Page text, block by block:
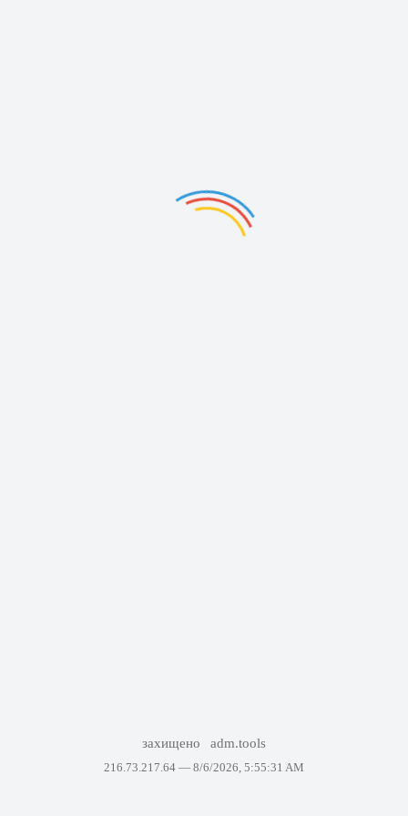
захищено adm.tools
216.73.217.64 — 8/6/2026, 5:55:31 AM